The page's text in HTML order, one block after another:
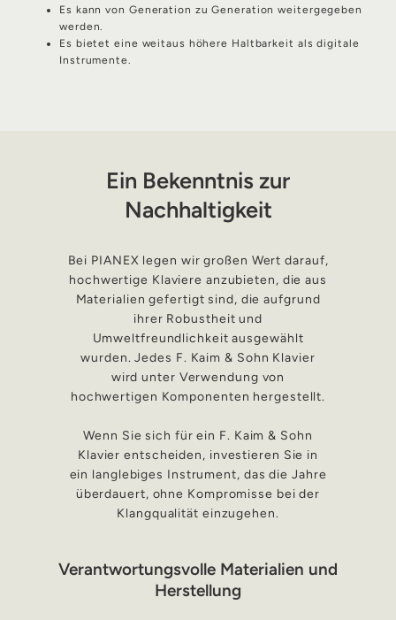
Es kann von Generation zu Generation weitergegeben
werden.
Es bietet eine weitaus höhere Haltbarkeit als digitale
Instrumente.
Ein Bekenntnis zur
Nachhaltigkeit
Bei PIANEX legen wir großen Wert darauf,
hochwertige Klaviere anzubieten, die aus
Materialien gefertigt sind, die aufgrund
ihrer Robustheit und
Umweltfreundlichkeit ausgewählt
wurden. Jedes F. Kaim & Sohn Klavier
wird unter Verwendung von
hochwertigen Komponenten hergestellt.
Wenn Sie sich für ein F. Kaim & Sohn
Klavier entscheiden, investieren Sie in
ein langlebiges Instrument, das die Jahre
überdauert, ohne Kompromisse bei der
Klangqualität einzugehen.
Verantwortungsvolle Materialien und
Herstellung